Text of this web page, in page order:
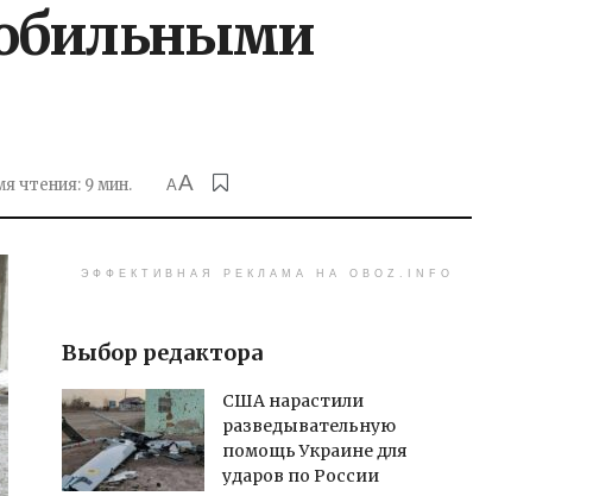
обильными
чтения: 9 мин. AA
ЭФФЕКТИВНАЯ РЕКЛАМА НА OBOZ.INFO
Выбор редактора
США нарастили
разведывательную
помощь Украине для
ударов по России